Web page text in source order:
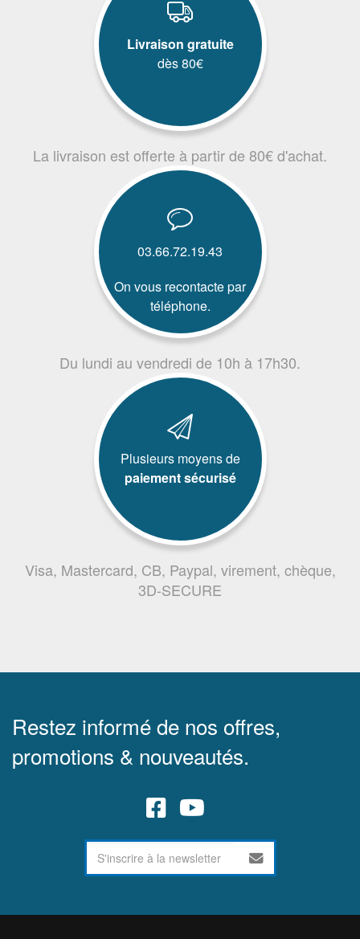
Livraison gratuite
dès 80€
La livraison est offerte à partir de 80€ d'achat.
03.66.72.19.43
On vous recontacte par
téléphone.
Du lundi au vendredi de 10h à 17h30.
Plusieurs moyens de
paiement sécurisé
Visa, Mastercard, CB, Paypal, virement, chèque,
3D-SECURE
Restez informé de nos offres,
promotions & nouveautés.